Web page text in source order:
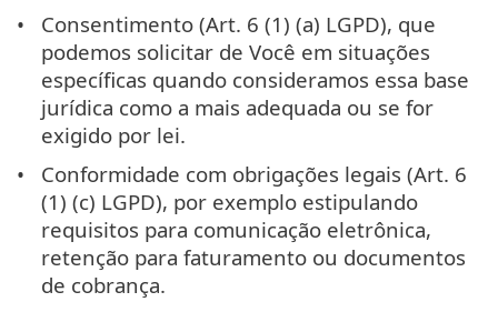
Consentimento (Art. 6 (1) (a) LGPD), que
podemos solicitar de Você em situações
específicas quando consideramos essa base
jurídica como a mais adequada ou se for
exigido por lei.
Conformidade com obrigações legais (Art. 6
(1) (c) LGPD), por exemplo estipulando
requisitos para comunicação eletrônica,
retenção para faturamento ou documentos
de cobrança.